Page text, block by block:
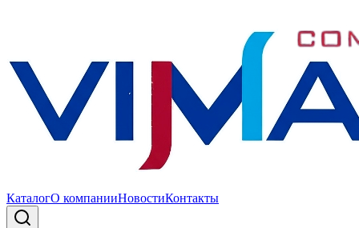
КаталогО компанииНовостиКонтакты